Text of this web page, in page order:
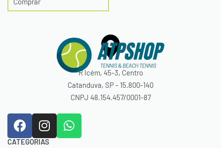
R Icém, 45-3, Centro
Catanduva, SP - 15.800-140
CNPJ 48.154.457/0001-87
CATEGORIAS